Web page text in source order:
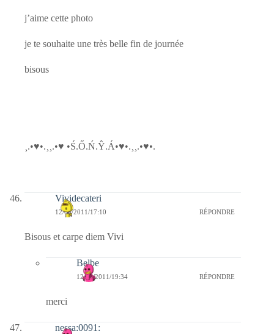
j’aime cette photo
je te souhaite une très belle fin de journée
bisous
¸.•♥•.¸¸.•♥ •Ś.Ő.Ń.Ŷ.Á•♥•.¸¸.•♥•.
Vividecateri
12/04/2011/17:10 RÉPONDRE
Bisous et carpe diem Vivi
Belbe
12/04/2011/19:34 RÉPONDRE
merci
nessa:0091: